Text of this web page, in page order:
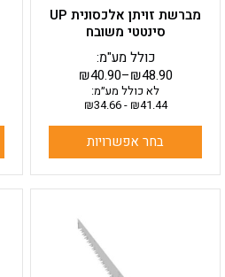
מברשת זויתן אלכסונית UP
סינטטי משובח
₪40.90–₪48.90
כולל מע"מ:
לא כולל מע״מ:
₪41.44
-
₪34.66
בחר אפשרויות
המוצר